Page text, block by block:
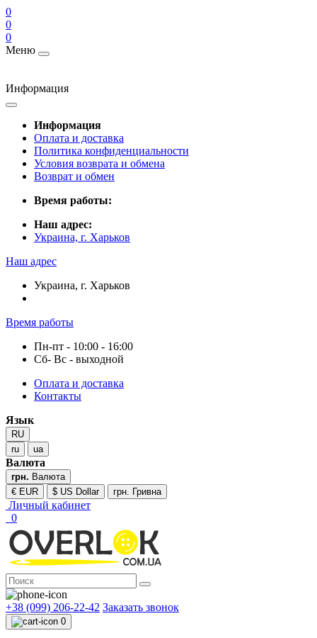
0
0
0
Меню
Информация
Информация
Оплата и доставка
Политика конфиденциальности
Условия возврата и обмена
Возврат и обмен
Время работы:
Наш адрес:
Украина, г. Харьков
Наш адрес
Украина, г. Харьков
Время работы
Пн-пт - 10:00 - 16:00
Сб- Вс - выходной
Оплата и доставка
Контакты
Язык
RU
ru
ua
Валюта
грн. Валюта
€ EUR
$ US Dollar грн. Гривна
Личный кабинет
0
+38 (099) 206-22-42 Заказать звонок
0